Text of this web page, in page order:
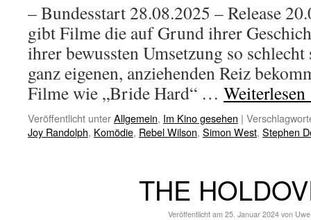
– Bundesstart 28.08.2025 – Release
gibt Filme die auf Grund ihrer
ihrer bewussten Umsetzung so
ganz eigenen, anziehenden Reiz
Filme wie „Bride Hard“ … Weiterlesen
Veröffentlicht unterAllgemein, Im Kino gesehen |
Joy Randolph, Komödie, Rebel Wilson, Simon West, Stephen
THE
Veröffentlicht am 25. Januar 2024 von